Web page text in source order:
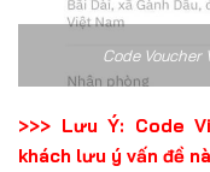
Code Voucher
>>> Lưu Ý: Code
khách lưu ý vấn đề